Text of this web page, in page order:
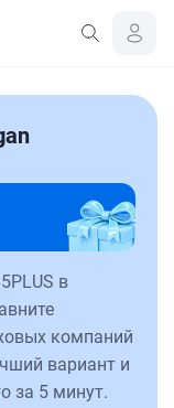
в
компаний
вариант и
за 5 минут.